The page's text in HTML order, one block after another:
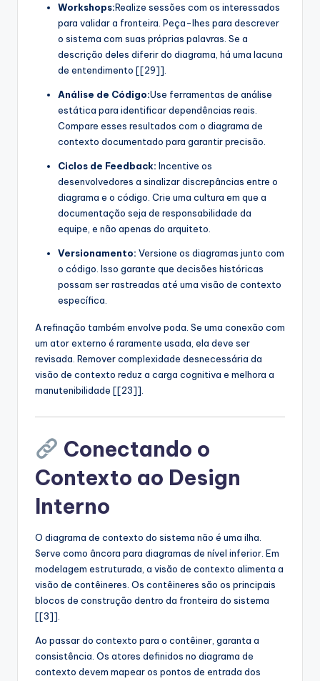
Workshops:Realize sessões com os interessados
para validar a fronteira. Peça-lhes para descrever
o sistema com suas próprias palavras. Se a
descrição deles diferir do diagrama, há uma lacuna
de entendimento [[29]].
Análise de Código:Use ferramentas de análise
estática para identificar dependências reais.
Compare esses resultados com o diagrama de
contexto documentado para garantir precisão.
Ciclos de Feedback: Incentive os
desenvolvedores a sinalizar discrepâncias entre o
diagrama e o código. Crie uma cultura em que a
documentação seja de responsabilidade da
equipe, e não apenas do arquiteto.
Versionamento: Versione os diagramas junto com
o código. Isso garante que decisões históricas
possam ser rastreadas até uma visão de contexto
específica.
A refinação também envolve poda. Se uma conexão com
um ator externo é raramente usada, ela deve ser
revisada. Remover complexidade desnecessária da
visão de contexto reduz a carga cognitiva e melhora a
manutenibilidade [[23]].
Conectando o
Contexto ao Design
Interno
O diagrama de contexto do sistema não é uma ilha.
Serve como âncora para diagramas de nível inferior. Em
modelagem estruturada, a visão de contexto alimenta a
visão de contêineres. Os contêineres são os principais
blocos de construção dentro da fronteira do sistema
[[3]].
Ao passar do contexto para o contêiner, garanta a
consistência. Os atores definidos no diagrama de
contexto devem mapear os pontos de entrada dos